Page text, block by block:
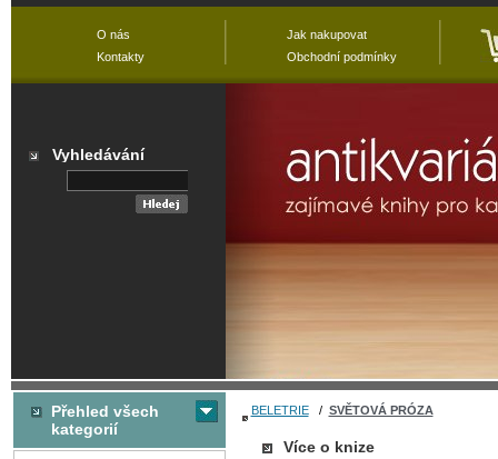
BELETRIE/ SVĚTOVÁ PRÓZA
Více o knize
Přehled všech
kategorií
O nás
Kontakty
Jak nakupovat
Obchodní podmínky
Vyhledávání